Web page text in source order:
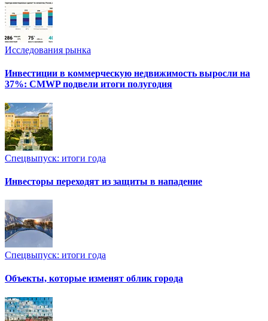
Исследования рынка
Инвестиции в коммерческую недвижимость выросли на
37%: CMWP подвели итоги полугодия
Спецвыпуск: итоги года
Инвесторы переходят из защиты в нападение
Спецвыпуск: итоги года
Объекты, которые изменят облик города